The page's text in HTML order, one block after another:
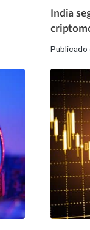
India
Publicado